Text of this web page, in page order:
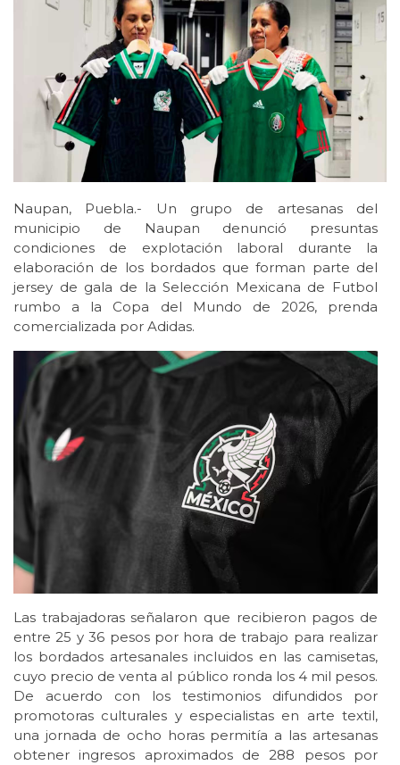
Naupan, Puebla.- Un grupo de artesanas del
municipio de Naupan denunció presuntas
condiciones de explotación laboral durante la
elaboración de los bordados que forman parte del
jersey de gala de la Selección Mexicana de Futbol
rumbo a la Copa del Mundo de 2026, prenda
comercializada por Adidas.
Las trabajadoras señalaron que recibieron pagos de
entre 25 y 36 pesos por hora de trabajo para realizar
los bordados artesanales incluidos en las camisetas,
cuyo precio de venta al público ronda los 4 mil pesos.
De acuerdo con los testimonios difundidos por
promotoras culturales y especialistas en arte textil,
una jornada de ocho horas permitía a las artesanas
obtener ingresos aproximados de 288 pesos por